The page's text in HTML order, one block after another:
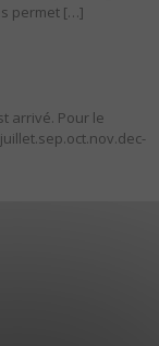
permet […]
arrivé. Pour le